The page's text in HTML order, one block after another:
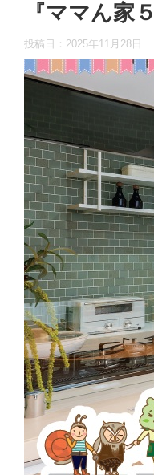
『ママん家
投稿日： 2025年11月28日